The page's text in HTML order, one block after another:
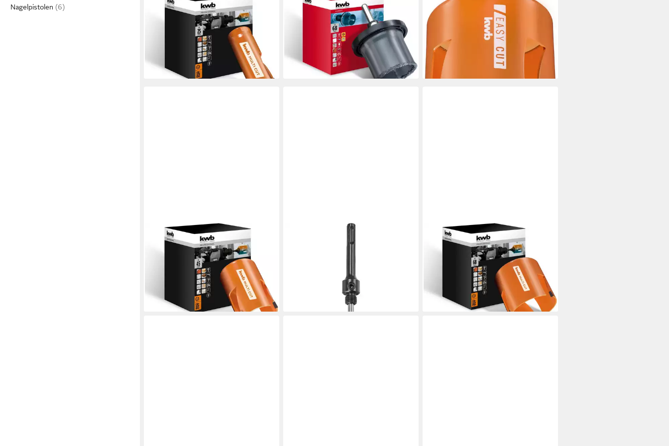
Nagelpistolen
Lochsäge EASY CUT HM Lochsäge
Ø25 SB, Lochsäge Ø 25 mm mit
hochtemperaturgelöteten,
diamantgeschliffenen
lieferbar - in 4-5 Werktagen bei dir
Lochsäge HM-bestr.Lochsägenset 68
T55SB, Lochsägen Set ø 68 mm mit
hoher Schneidleistung, langer
ab 11,99 €
lieferbar - in 4-5 Werktagen bei dir
Lochsäge EASY CUT HM Lochsäge
Ø80 SB, Lochsäge Ø 80 mm mit
hochtemperaturgelöteten,
diamantgeschliffenen
16,99 €
lieferbar - in 4-5 Werktagen bei dir
Lochsäge EASY CUT HM Lochsäge
Ø45 SB, Lochsäge Ø 45 mm mit
hochtemperaturgelöteten,
diamantgeschliffenen
lieferbar - in 4-5 Werktagen bei dir
Lochsäge Aufnahmesch. 16- 30, 1/2"
SDS, Aufnahmeschaft für Bi-Metall
lieferbar - in 4-5 Werktagen bei dir
KWB
Lochsäge EASY CUT HM Lochsäge
Ø68 SB, Lochsäge Ø 68 mm mit
hochtemperaturgelöteten,
diamantgeschliffenen
lieferbar - in 4-5 Werktagen bei dir